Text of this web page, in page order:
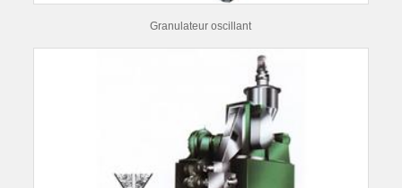
Granulateur oscillant